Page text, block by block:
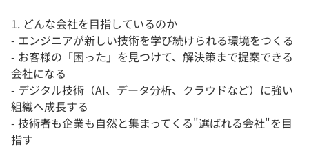
1. どんな会社を目指しているのか
- エンジニアが新しい技術を学び続けられる環境をつくる
- お客様の「困った」を見つけて、解決策まで提案できる
会社になる
- デジタル技術（AI、データ分析、クラウドなど）に強い
組織へ成長する
- 技術者も企業も自然と集まってくる"選ばれる会社"を目
指す